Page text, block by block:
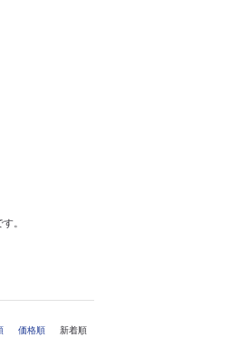
。
価格順 新着順